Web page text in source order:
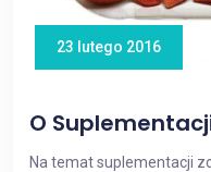
23 lutego 2016
O
Na temat suplementacji